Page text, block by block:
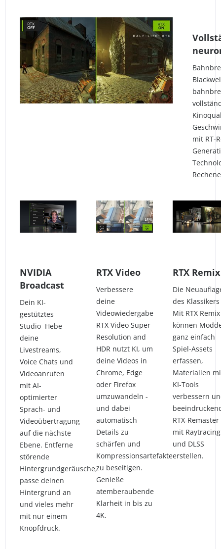
mit RT-
NVIDIA
Broadcast
Dein KI-
gestütztes
Studio Hebe
deine
Livestreams,
Voice Chats und
Videoanrufen
mit AI-
optimierter
Sprach- und
Videoübertragung
auf die nächste
Ebene. Entferne
störende
Hintergrundgeräusche,
passe deinen
Hintergrund an
und vieles mehr
mit nur einem
Knopfdruck.
RTX Video
Verbessere
deine
Videowiedergabe
RTX Video Super
Resolution and
HDR nutzt KI, um
deine Videos in
Chrome, Edge
oder Firefox
umzuwandeln -
und dabei
automatisch
Details zu
schärfen und
Kompressionsartefakte
zu beseitigen.
Genieße
atemberaubende
Klarheit in bis zu
4K.
RTX Remix
Die
des Klassikers
Mit RTX Remix
können
ganz einfach
Spiel-Assets
erfassen,
Materialien
KI-Tools
verbessern
RTX-Remaster
mit Raytracing
und DLSS
erstellen.